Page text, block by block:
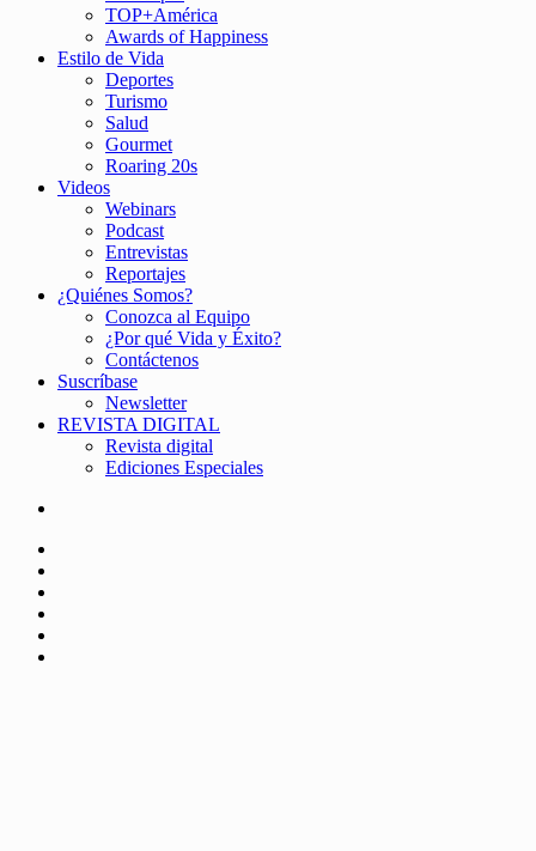
TOP+América
Awards of Happiness
Estilo de Vida
Deportes
Turismo
Salud
Gourmet
Roaring 20s
Videos
Webinars
Podcast
Entrevistas
Reportajes
¿Quiénes Somos?
Conozca al Equipo
¿Por qué Vida y Éxito?
Contáctenos
Suscríbase
Newsletter
REVISTA DIGITAL
Revista digital
Ediciones Especiales